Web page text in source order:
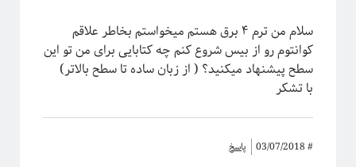
سلام من ترم ۴ برق هستم میخواستم بخاطر علاقم
کوانتوم رو از بیس شروع کنم چه کتابایی برای من تو این
سطح پیشنهاد میکنید؟ ( از زبان ساده تا سطح بالاتر)
با تشکر
#
03/07/2018 پاسخ